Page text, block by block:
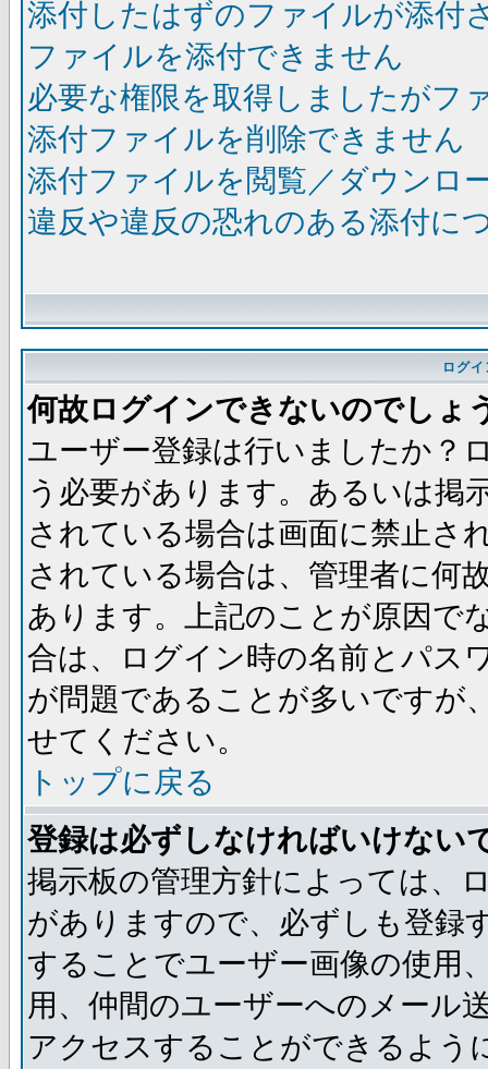
添付したはずのファイルが添付
ファイルを添付できません
必要な権限を取得しましたがフ
添付ファイルを削除できません
添付ファイルを閲覧／ダウンロ
違反や違反の恐れのある添付に
ログ
何故ログインできないのでしょ
ユーザー登録は行いましたか？
う必要があります。あるいは掲
されている場合は画面に禁止さ
されている場合は、管理者に何
あります。上記のことが原因で
合は、ログイン時の名前とパス
が問題であることが多いですが
せてください。
トップに戻る
登録は必ずしなければいけない
掲示板の管理方針によっては、
がありますので、必ずしも登録
することでユーザー画像の使用
用、仲間のユーザーへのメール
アクセスすることができるよう